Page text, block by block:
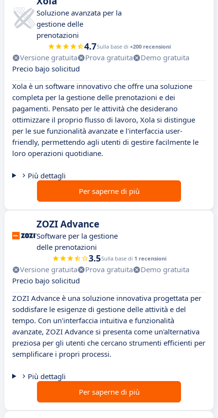
Soluzione avanzata per la
gestione delle
prenotazioni
4.7Sulla base di +200 recensioni
Versione gratuita Prova gratuita
Demo gratuita
Precio bajo solicitud
Xola è un software innovativo che offre una soluzione
completa per la gestione delle prenotazioni e dei
pagamenti. Pensato per le attività che desiderano
ottimizzare il proprio flusso di lavoro, Xola si distingue
per le sue funzionalità avanzate e l'interfaccia user-
friendly, permettendo agli utenti di gestire facilmente le
loro operazioni quotidiane.
Più dettagli
Per saperne di più
ZOZI Advance
Software per la gestione
delle prenotazioni
3.5Sulla base di 1 recensioni
Versione gratuita Prova gratuita
Demo gratuita
Precio bajo solicitud
ZOZI Advance è una soluzione innovativa progettata per
soddisfare le esigenze di gestione delle attività e del
tempo. Con un'interfaccia intuitiva e funzionalità
avanzate, ZOZI Advance si presenta come un'alternativa
preziosa per gli utenti che cercano strumenti efficienti per
semplificare i propri processi.
Più dettagli
Per saperne di più